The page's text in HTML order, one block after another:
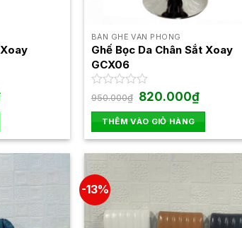
Giá
hiện
tại
900.000₫.
BÀN GHẾ VĂN PHÒNG
Ghế Bọc Da Chân Sắt Xoay
GCX06
Được
hạng
0
5
sao
950.000₫ Giá
gốc
là:
950.000₫.
820.000₫Giá
hiện
tại
là:
820.000₫.
THÊM VÀO GIỎ HÀNG
-13%